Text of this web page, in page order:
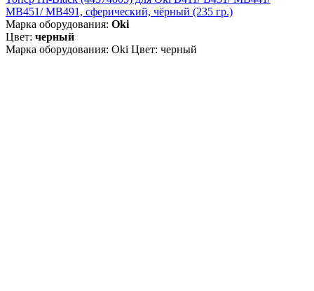
MB451/ MB491, сферический, чёрный (235 гр.)
Марка оборудования: Oki
Цвет: черный
Марка оборудования: Oki Цвет: черный